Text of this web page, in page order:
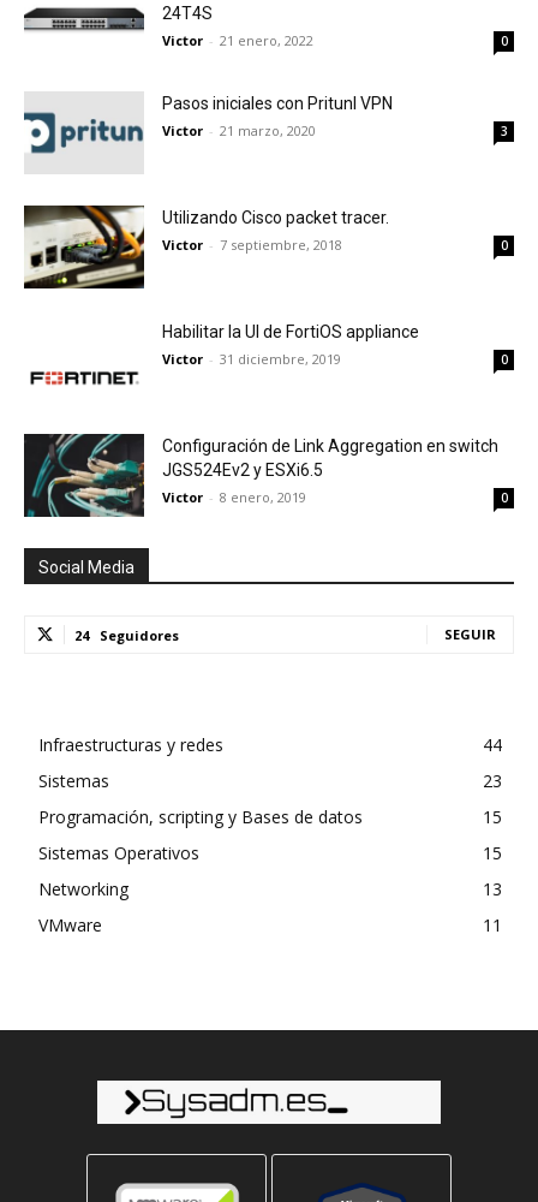
24T4S
Victor - 21 enero, 2022 0
Pasos iniciales con Pritunl VPN
Victor - 21 marzo, 2020 3
Utilizando Cisco packet tracer.
Victor - 7 septiembre, 2018 0
Habilitar la UI de FortiOS appliance
Victor - 31 diciembre, 2019 0
Configuración de Link Aggregation en switch
JGS524Ev2 y ESXi6.5
Victor - 8 enero, 2019 0
Social Media
24 Seguidores SEGUIR
Infraestructuras y redes
44
Sistemas
23
Programación, scripting y Bases de datos
15
Sistemas Operativos
15
Networking
13
VMware
11